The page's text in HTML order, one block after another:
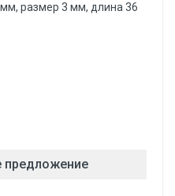
размер 3 мм, длина 36
предложение